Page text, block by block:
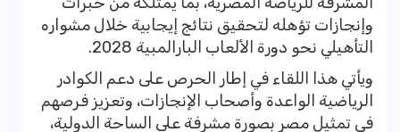
وإنجازات تؤهله لتحقيق نتائج إيجابية خلال مشواره
التأهيلي نحو دورة الألعاب البارالمبية 2028.
ويأتي هذا اللقاء في إطار الحرص على دعم الكوادر
الرياضية الواعدة وأصحاب الإنجازات، وتعزيز فرصهم
في تمثيل مصر بصورة مشرفة على الساحة الدولية،